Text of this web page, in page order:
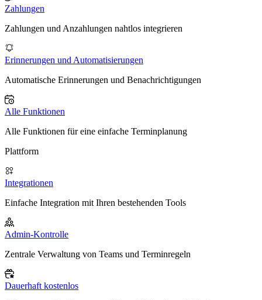
Zahlungen
Zahlungen und Anzahlungen nahtlos integrieren
Erinnerungen und Automatisierungen
Automatische Erinnerungen und Benachrichtigungen
Alle Funktionen
Alle Funktionen für eine einfache Terminplanung
Plattform
Integrationen
Einfache Integration mit Ihren bestehenden Tools
Admin-Kontrolle
Zentrale Verwaltung von Teams und Terminregeln
Dauerhaft kostenlos